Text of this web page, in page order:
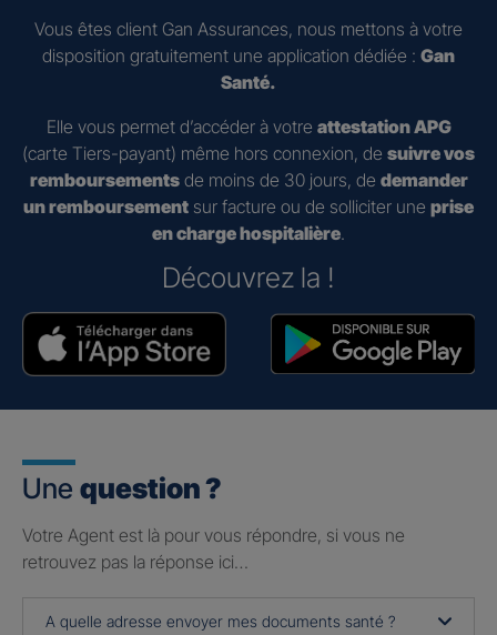
Vous êtes client Gan Assurances, nous mettons à votre
disposition gratuitement une application dédiée : Gan
Santé.
Elle vous permet d’accéder à votre attestation APG
(carte Tiers-payant) même hors connexion, de suivre vos
remboursementsde moins de 30 jours, de demander
un remboursement sur facture ou de solliciter une prise
en charge hospitalière.
Découvrez la !
Une question ?
Votre Agent est là pour vous répondre, si vous ne
retrouvez pas la réponse ici…
A quelle adresse envoyer mes documents santé ?